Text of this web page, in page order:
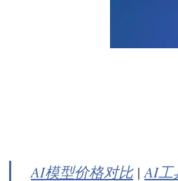
AI模型价格对比|AI工